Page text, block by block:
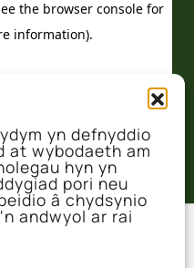
yn defnyddio
at wybodaeth am
hyn yn
pori neu
â chydsynio
andwyol ar rai